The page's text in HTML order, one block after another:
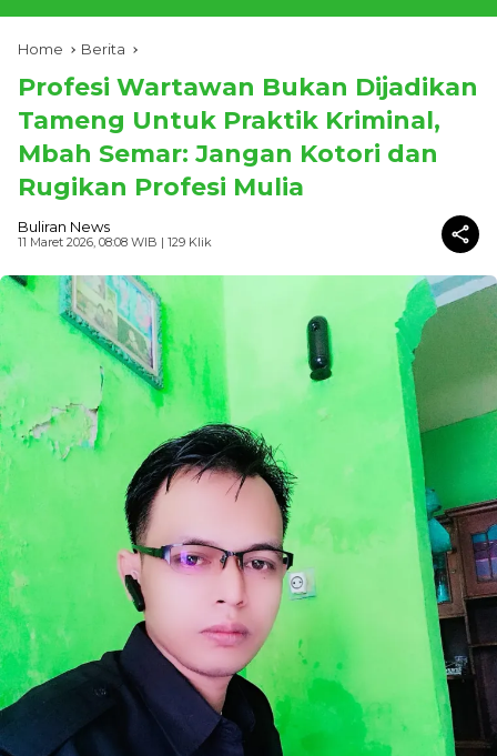
Home Berita
Profesi Wartawan Bukan Dijadikan
Tameng Untuk Praktik Kriminal,
Mbah Semar: Jangan Kotori dan
Rugikan Profesi Mulia
Buliran News
11 Maret 2026, 08:08 WIB | 129 Klik